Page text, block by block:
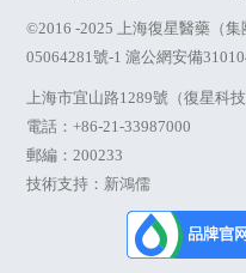
©2016 -2025 上海復星醫藥（
05064281號-1 滬公網安備
上海市宜山路1289號（復星科技
電話：+86-21-33987000
郵編：200233
技術支持：新鴻儒